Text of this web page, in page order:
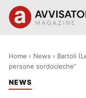
Home › News › Bartoli
persone sordocieche”
NEWS